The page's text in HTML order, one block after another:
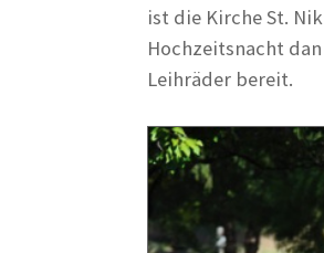
ist die Kirche St.
Hochzeitsnacht
Leihräder bereit.